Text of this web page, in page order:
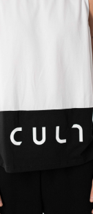
"CULT"
БЕЛЫЙ/
ЦВЕТ
БЕЛЫЙ/ЧЕРНЫЙ
ОДЕЖДЫ /